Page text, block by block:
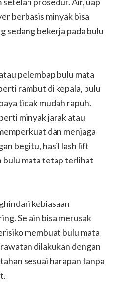
berbasis minyak bisa
sedang bekerja pada bulu
pelembap bulu mata
rambut di kepala, bulu
tidak mudah rapuh.
minyak jarak atau
dan menjaga
begitu, hasil lash lift
bulu mata tetap terlihat
kebiasaan
Selain bisa merusak
membuat bulu mata
dilakukan dengan
sesuai harapan tanpa